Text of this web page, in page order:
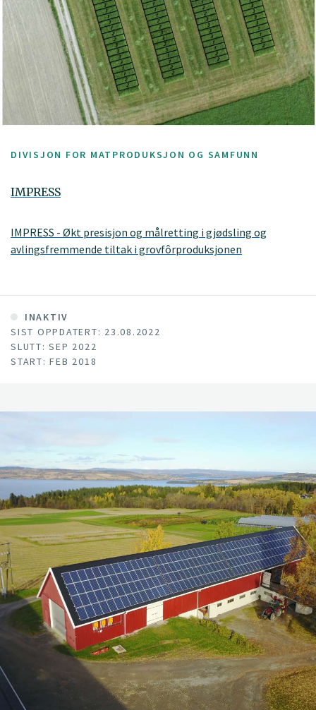
DIVISJON FOR MATPRODUKSJON OG SAMFUNN
IMPRESS
IMPRESS - Økt presisjon og målretting i gjødsling og
avlingsfremmende tiltak i grovfôrproduksjonen
norsk grovfôrproduksjon gjennom å utvikle og tilpasse
presisjonsteknologi, modeller og tiltak for stedsspesifikk
bruk av innsatsfaktorer, og for identifikasjon og forbedring
av lavtytende områder i enga
INAKTIV
SIST OPPDATERT: 23.08.2022
SLUTT: SEP 2022
START: FEB 2018